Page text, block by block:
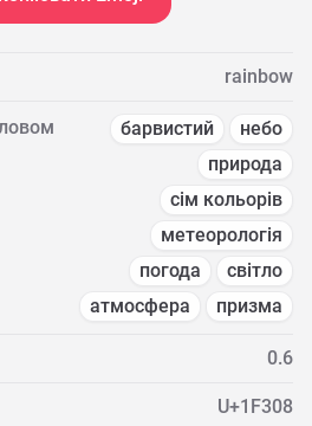
rainbow
барвистий
небо
природа
сім кольорів
метеорологія
погода
світло
атмосфера
призма
0.6
U+1F308